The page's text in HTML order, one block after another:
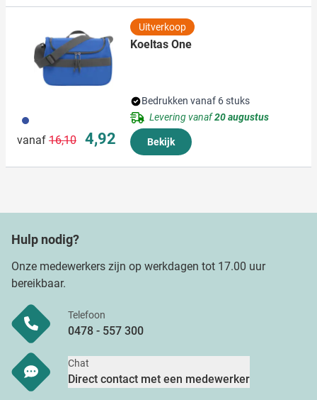
023
vanaf Normale prijs
16,10 Speciale prijs
4,92
Uitverkoop
Koeltas One
Bedrukken vanaf 6 stuks
Levering vanaf20 augustus
Bekijk
Hulp nodig?
Onze medewerkers zijn op werkdagen tot 17.00 uur
bereikbaar.
Telefoon
0478 - 557 300
Chat
Direct contact met een medewerker